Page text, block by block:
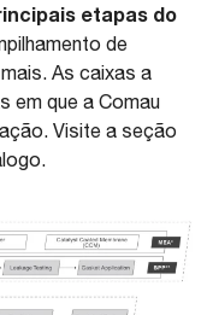
etapas do
de
As caixas a
em que a Comau
Visite a seção